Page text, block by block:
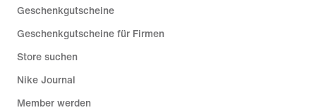
Geschenkgutscheine
Geschenkgutscheine für Firmen
Store suchen
Nike Journal
Member werden